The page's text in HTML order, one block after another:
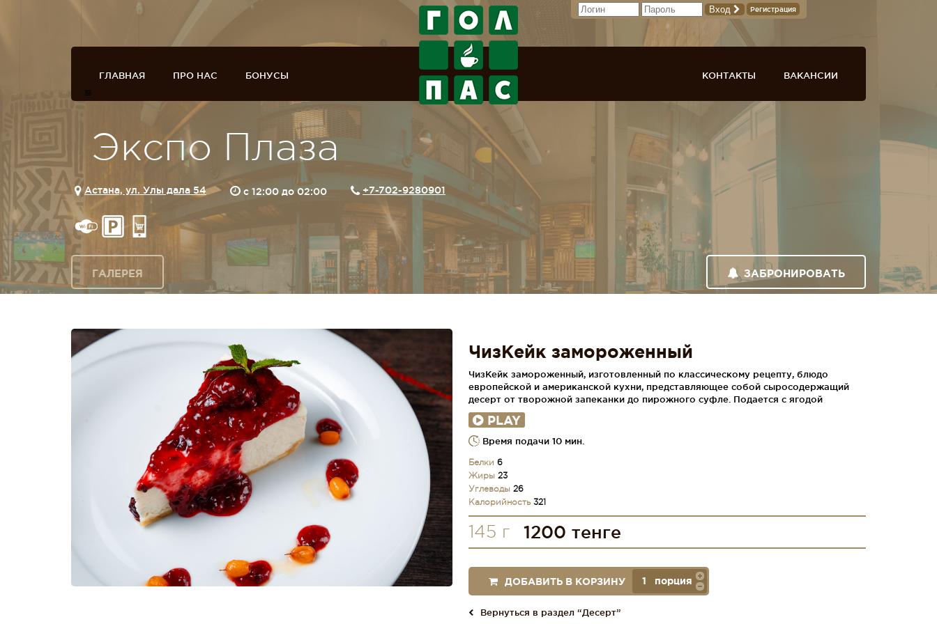
Вход Регистрация
ГЛАВНАЯ ПРО НАС БОНУСЫ ВАКАНСИИ
КОНТАКТЫ
Экспо Плаза
Астана, ул. Улы дала 54 c 12:00 до 02:00 +7-702-9280901
ГАЛЕРЕЯ ЗАБРОНИРОВАТЬ
ЧизКейк замороженный
ЧизКейк замороженный, изготовленный по классическому рецепту, блюдо
европейской и американской кухни, представляющее собой сыросодержащий
десерт от творожной запеканки до пирожного суфле. Подается с ягодой
PLAY
Время подачи 10 мин.
Белки 6
Жиры 23
Углеводы 26
Калорийность 321
145 г 1200 тенге
ДОБАВИТЬ В КОРЗИНУ порция
Вернуться в раздел “Десерт”